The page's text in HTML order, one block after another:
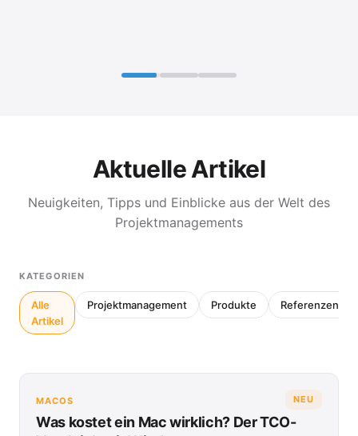
Aktuelle Artikel
Neuigkeiten, Tipps und Einblicke aus der Welt des
Projektmanagements
KATEGORIEN
Alle
Artikel
Projektmanagement Produkte Referenzen
NEU
MACOS
Was kostet ein Mac wirklich? Der TCO-